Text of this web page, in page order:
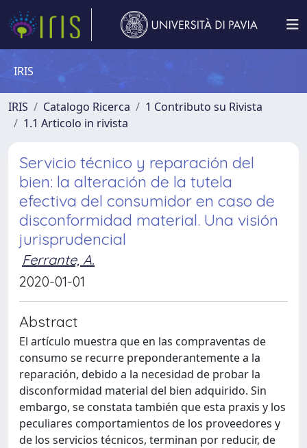
IRIS
IRIS Catalogo Ricerca
1 Contributo su Rivista
1.1 Articolo in rivista
Servicio técnico y reparación del
bien: la alteración de la tutela
efectiva del consumidor en caso de
disconformidad material. Una visión
jurisprudencial
Ferrante, A.
2020-01-01
Abstract
El artículo muestra que en las compraventas de
consumo se recurre preponderantemente a la
reparación, debido a la necesidad de probar la
disconformidad material del bien adquirido. Sin
embargo, se constata también que esta praxis y los
peculiares comportamientos de los proveedores y
de los servicios técnicos, terminan por reducir, de